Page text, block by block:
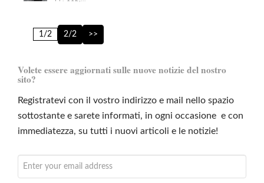
1/2 2/2 >>
Volete essere aggiornati sulle nuove notizie del nostro
sito?
Registratevi con il vostro indirizzo e mail nello spazio
sottostante e sarete informati, in ogni occasione e con
immediatezza, su tutti i nuovi articoli e le notizie!